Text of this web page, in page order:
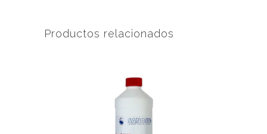
Productos relacionados